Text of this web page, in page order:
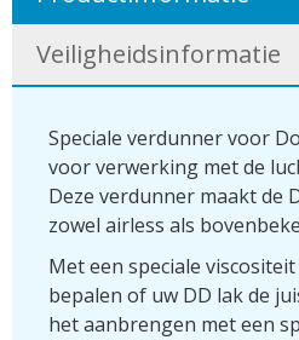
Veiligheidsinformatie
Speciale verdunner voor
voor verwerking met de
Deze verdunner maakt de
zowel airless als
Met een speciale
bepalen of uw DD lak de
het aanbrengen met een